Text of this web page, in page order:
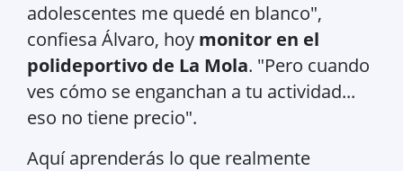
adolescentes me quedé en blanco",
confiesa Álvaro, hoy monitor en el
polideportivo de La Mola. "Pero cuando
ves cómo se enganchan a tu actividad...
eso no tiene precio".
Aquí aprenderás lo que realmente